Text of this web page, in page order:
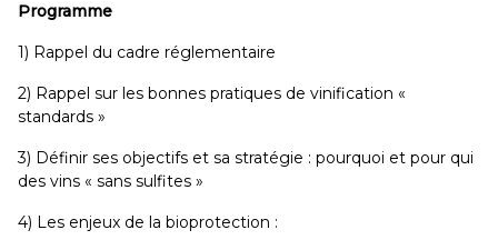
Programme
1) Rappel du cadre réglementaire
2) Rappel sur les bonnes pratiques de vinification «
standards »
3) Définir ses objectifs et sa stratégie : pourquoi et pour qui
des vins « sans sulfites »
4) Les enjeux de la bioprotection :